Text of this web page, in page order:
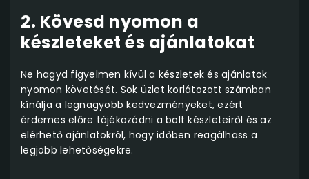
2. Kövesd nyomon a
készleteket és ajánlatokat
Ne hagyd figyelmen kívül a készletek és ajánlatok
nyomon követését. Sok üzlet korlátozott számban
kínálja a legnagyobb kedvezményeket, ezért
érdemes előre tájékozódni a bolt készleteiről és az
elérhető ajánlatokról, hogy időben reagálhass a
legjobb lehetőségekre.